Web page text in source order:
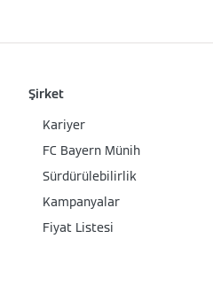
Şirket
Kariyer
FC Bayern Münih
Sürdürülebilirlik
Kampanyalar
Fiyat Listesi